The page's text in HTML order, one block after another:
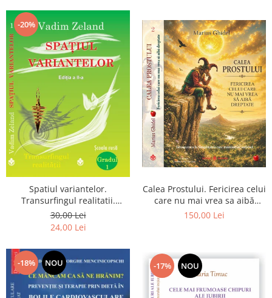
-20%
Spatiul variantelor.
Transurfingul realitatii.
Gradul 1. Cum sa ne
dezvoltam intuitia si sa ne
30,00 Lei
24,00 Lei
Calea Prostului. Fericirea celui
care nu mai vrea sa aibă
dreptate - Intoarcerea la
150,00 Lei
-18% NOU -17% NOU